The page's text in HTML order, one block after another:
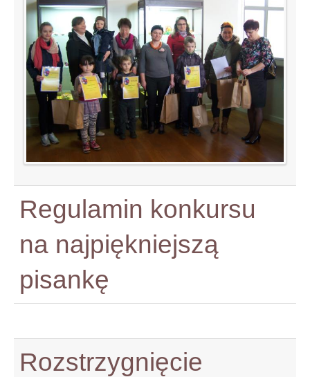
Regulamin konkursu
na najpiękniejszą
pisankę
Rozstrzygnięcie